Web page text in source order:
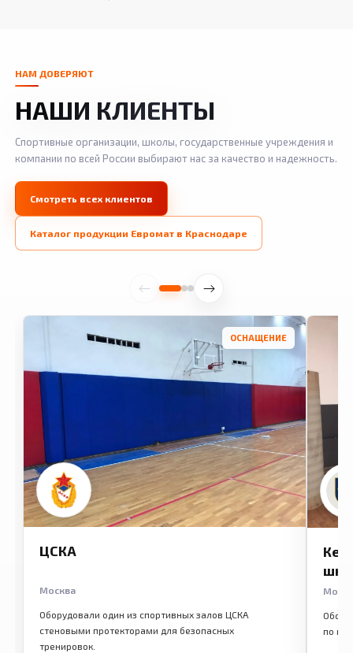
НАМ ДОВЕРЯЮТ
НАШИ КЛИЕНТЫ
Спортивные организации, школы, государственные учреждения и
компании по всей России выбирают нас за качество и надежность.
Смотреть всех клиентов
Каталог продукции Евромат в Краснодаре
ОСНАЩЕНИЕ
ЦСКА
Москва
Оборудовали один из спортивных залов ЦСКА
стеновыми протекторами для безопасных
тренировок.
по